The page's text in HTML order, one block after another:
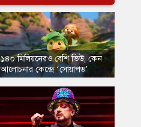
​১৪০ মিলিয়নেরও বেশি ভিউ, কেন
আলোচনার কেন্দ্রে ‘সোয়াপড’